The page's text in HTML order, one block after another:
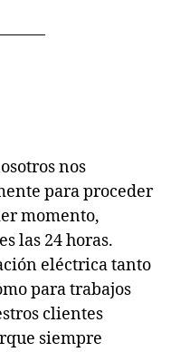
nos
para proceder
momento,
las 24 horas.
eléctrica tanto
para trabajos
clientes
siempre